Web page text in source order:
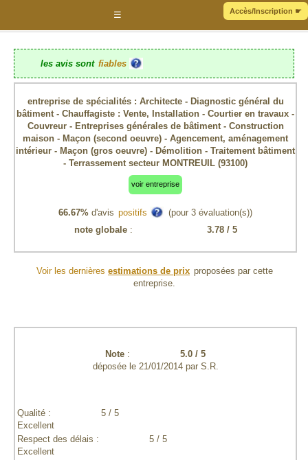
Accès/Inscription ☛
☰
les avis sont fiables
entreprise de spécialités : Architecte - Diagnostic général du
bâtiment - Chauffagiste : Vente, Installation - Courtier en travaux -
Couvreur - Entreprises générales de bâtiment - Construction
maison - Maçon (second oeuvre) - Agencement, aménagement
intérieur - Maçon (gros oeuvre) - Démolition - Traitement bâtiment
- Terrassement secteur MONTREUIL (93100)
voir entreprise
66.67% d'avis positifs (pour 3évaluation(s))
note globale: 3.78/ 5
Voir les dernières estimations de prix proposées par cette
entreprise.
Note : 5.0 / 5
déposée le 21/01/2014par S.R.
Qualité :
5 / 5
Excellent
Respect des délais :
5 / 5
Excellent